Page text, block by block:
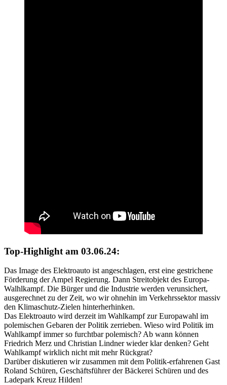
Top-Highlight am 03.06.24:
Das Image des Elektroauto ist angeschlagen, erst eine gestrichene
Förderung der Ampel Regierung. Dann Streitobjekt des Europa-
Walhlkampf. Die Bürger und die Industrie werden verunsichert,
ausgerechnet zu der Zeit, wo wir ohnehin im Verkehrssektor massiv
den Klimaschutz-Zielen hinterherhinken.
Das Elektroauto wird derzeit im Wahlkampf zur Europawahl im
polemischen Gebaren der Politik zerrieben. Wieso wird Politik im
Wahlkampf immer so furchtbar polemisch? Ab wann können
Friedrich Merz und Christian Lindner wieder klar denken? Geht
Wahlkampf wirklich nicht mit mehr Rückgrat?
Darüber diskutieren wir zusammen mit dem Politik-erfahrenen Gast
Roland Schüren, Geschäftsführer der Bäckerei Schüren und des
Ladepark Kreuz Hilden!